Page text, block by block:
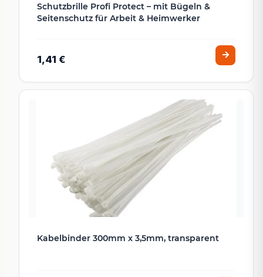
Schutzbrille Profi Protect – mit Bügeln &
Seitenschutz für Arbeit & Heimwerker
1,41 €
Kabelbinder 300mm x 3,5mm, transparent